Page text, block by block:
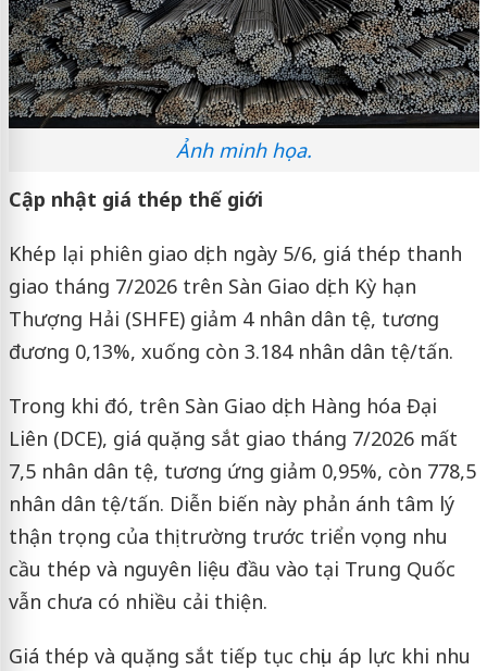
Ảnh minh họa.
Cập nhật giá thép thế giới
Khép lại phiên giao dịch ngày 5/6, giá thép thanh
giao tháng 7/2026 trên Sàn Giao dịch Kỳ hạn
Thượng Hải (SHFE) giảm 4 nhân dân tệ, tương
đương 0,13%, xuống còn 3.184 nhân dân tệ/tấn.
Trong khi đó, trên Sàn Giao dịch Hàng hóa Đại
Liên (DCE), giá quặng sắt giao tháng 7/2026 mất
7,5 nhân dân tệ, tương ứng giảm 0,95%, còn 778,5
nhân dân tệ/tấn. Diễn biến này phản ánh tâm lý
thận trọng của thị trường trước triển vọng nhu
cầu thép và nguyên liệu đầu vào tại Trung Quốc
vẫn chưa có nhiều cải thiện.
Giá thép và quặng sắt tiếp tục chịu áp lực khi nhu